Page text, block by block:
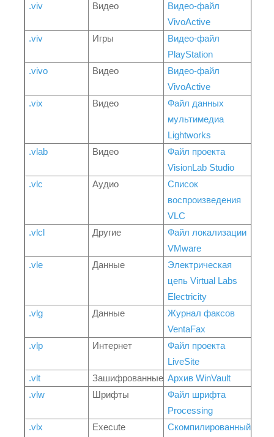
.viv
Видео
Видео-файл
VivoActive
.viv
Игры
Видео-файл
PlayStation
.vivo
Видео
Видео-файл
VivoActive
.vix
Видео
Файл данных
мультимедиа
Lightworks
.vlab
Видео
Файл проекта
VisionLab Studio
.vlc
Аудио
Список
воспроизведения
VLC
.vlcl
Другие
Файл локализации
VMware
.vle
Данные
Электрическая
цепь Virtual Labs
Electricity
.vlg
Данные
Журнал факсов
VentaFax
.vlp
Интернет
Файл проекта
LiveSite
.vlt
Зашифрованные Архив WinVault
.vlw
Шрифты
Файл шрифта
Processing
.vlx
Execute
Скомпилированный